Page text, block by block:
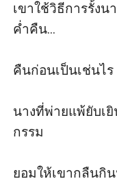
เขาใช้วิธีการรั้ง
ค่ำคืน...
คืนก่อนเป็นเช่นไ
นางที่พ่ายแพ้ยับเ
กรรม
ยอมให้เขากลืนกิ